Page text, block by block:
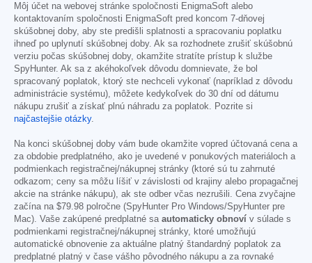
Môj účet na webovej stránke spoločnosti EnigmaSoft alebo
kontaktovaním spoločnosti EnigmaSoft pred koncom 7-dňovej
skúšobnej doby, aby ste predišli splatnosti a spracovaniu poplatku
ihneď po uplynutí skúšobnej doby. Ak sa rozhodnete zrušiť skúšobnú
verziu počas skúšobnej doby, okamžite stratíte prístup k službe
SpyHunter. Ak sa z akéhokoľvek dôvodu domnievate, že bol
spracovaný poplatok, ktorý ste nechceli vykonať (napríklad z dôvodu
administrácie systému), môžete kedykoľvek do 30 dní od dátumu
nákupu zrušiť a získať plnú náhradu za poplatok. Pozrite si
najčastejšie otázky.
Na konci skúšobnej doby vám bude okamžite vopred účtovaná cena a
za obdobie predplatného, ako je uvedené v ponukových materiáloch a
podmienkach registračnej/nákupnej stránky (ktoré sú tu zahrnuté
odkazom; ceny sa môžu líšiť v závislosti od krajiny alebo propagačnej
akcie na stránke nákupu), ak ste odber včas nezrušili. Cena zvyčajne
začína na $79.98 polročne (SpyHunter Pro Windows/SpyHunter pre
Mac). Vaše zakúpené predplatné sa automaticky obnoví v súlade s
podmienkami registračnej/nákupnej stránky, ktoré umožňujú
automatické obnovenie za aktuálne platný štandardný poplatok za
predplatné platný v čase vášho pôvodného nákupu a za rovnaké